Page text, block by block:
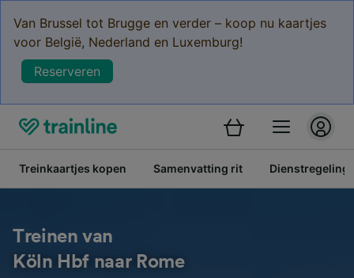
Van Brussel tot Brugge en verder – koop nu kaartjes
voor België, Nederland en Luxemburg!
Reserveren
Treinkaartjes kopen Samenvatting rit Dienstregeling
Treinen van
Köln Hbf naar Rome